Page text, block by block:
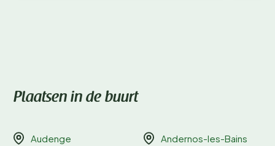
Plaatsen in de buurt
Audenge Andernos-les-Bains